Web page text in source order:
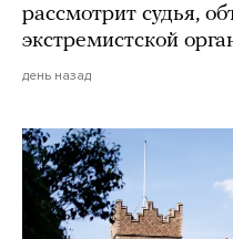
рассмотрит судья,
экстремистской
день назад